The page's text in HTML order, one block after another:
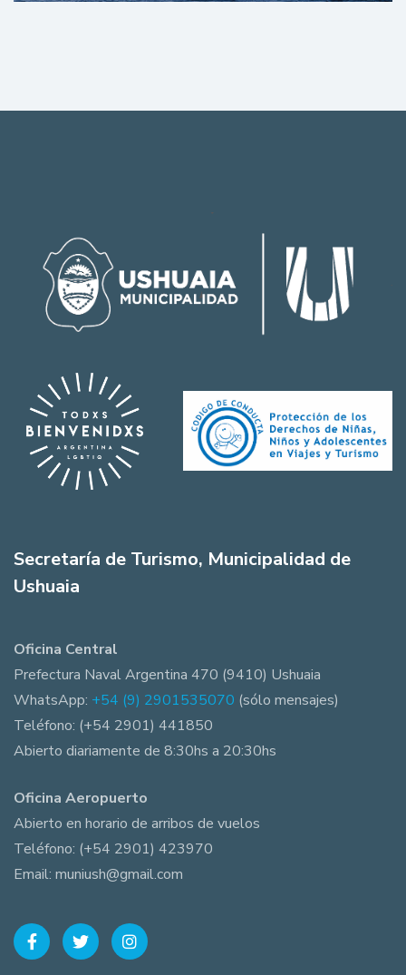
Secretaría de Turismo, Municipalidad de
Ushuaia
Oficina Central
Prefectura Naval Argentina 470 (9410) Ushuaia
WhatsApp: +54 (9) 2901535070 (sólo mensajes)
Teléfono: (+54 2901) 441850
Abierto diariamente de 8:30hs a 20:30hs
Oficina Aeropuerto
Abierto en horario de arribos de vuelos
Teléfono: (+54 2901) 423970
Email: muniush@gmail.com